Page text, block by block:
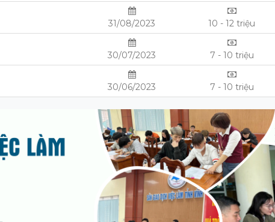
31/08/2023 10 - 12 triệu
30/07/2023 7 - 10 triệu
30/06/2023 7 - 10 triệu